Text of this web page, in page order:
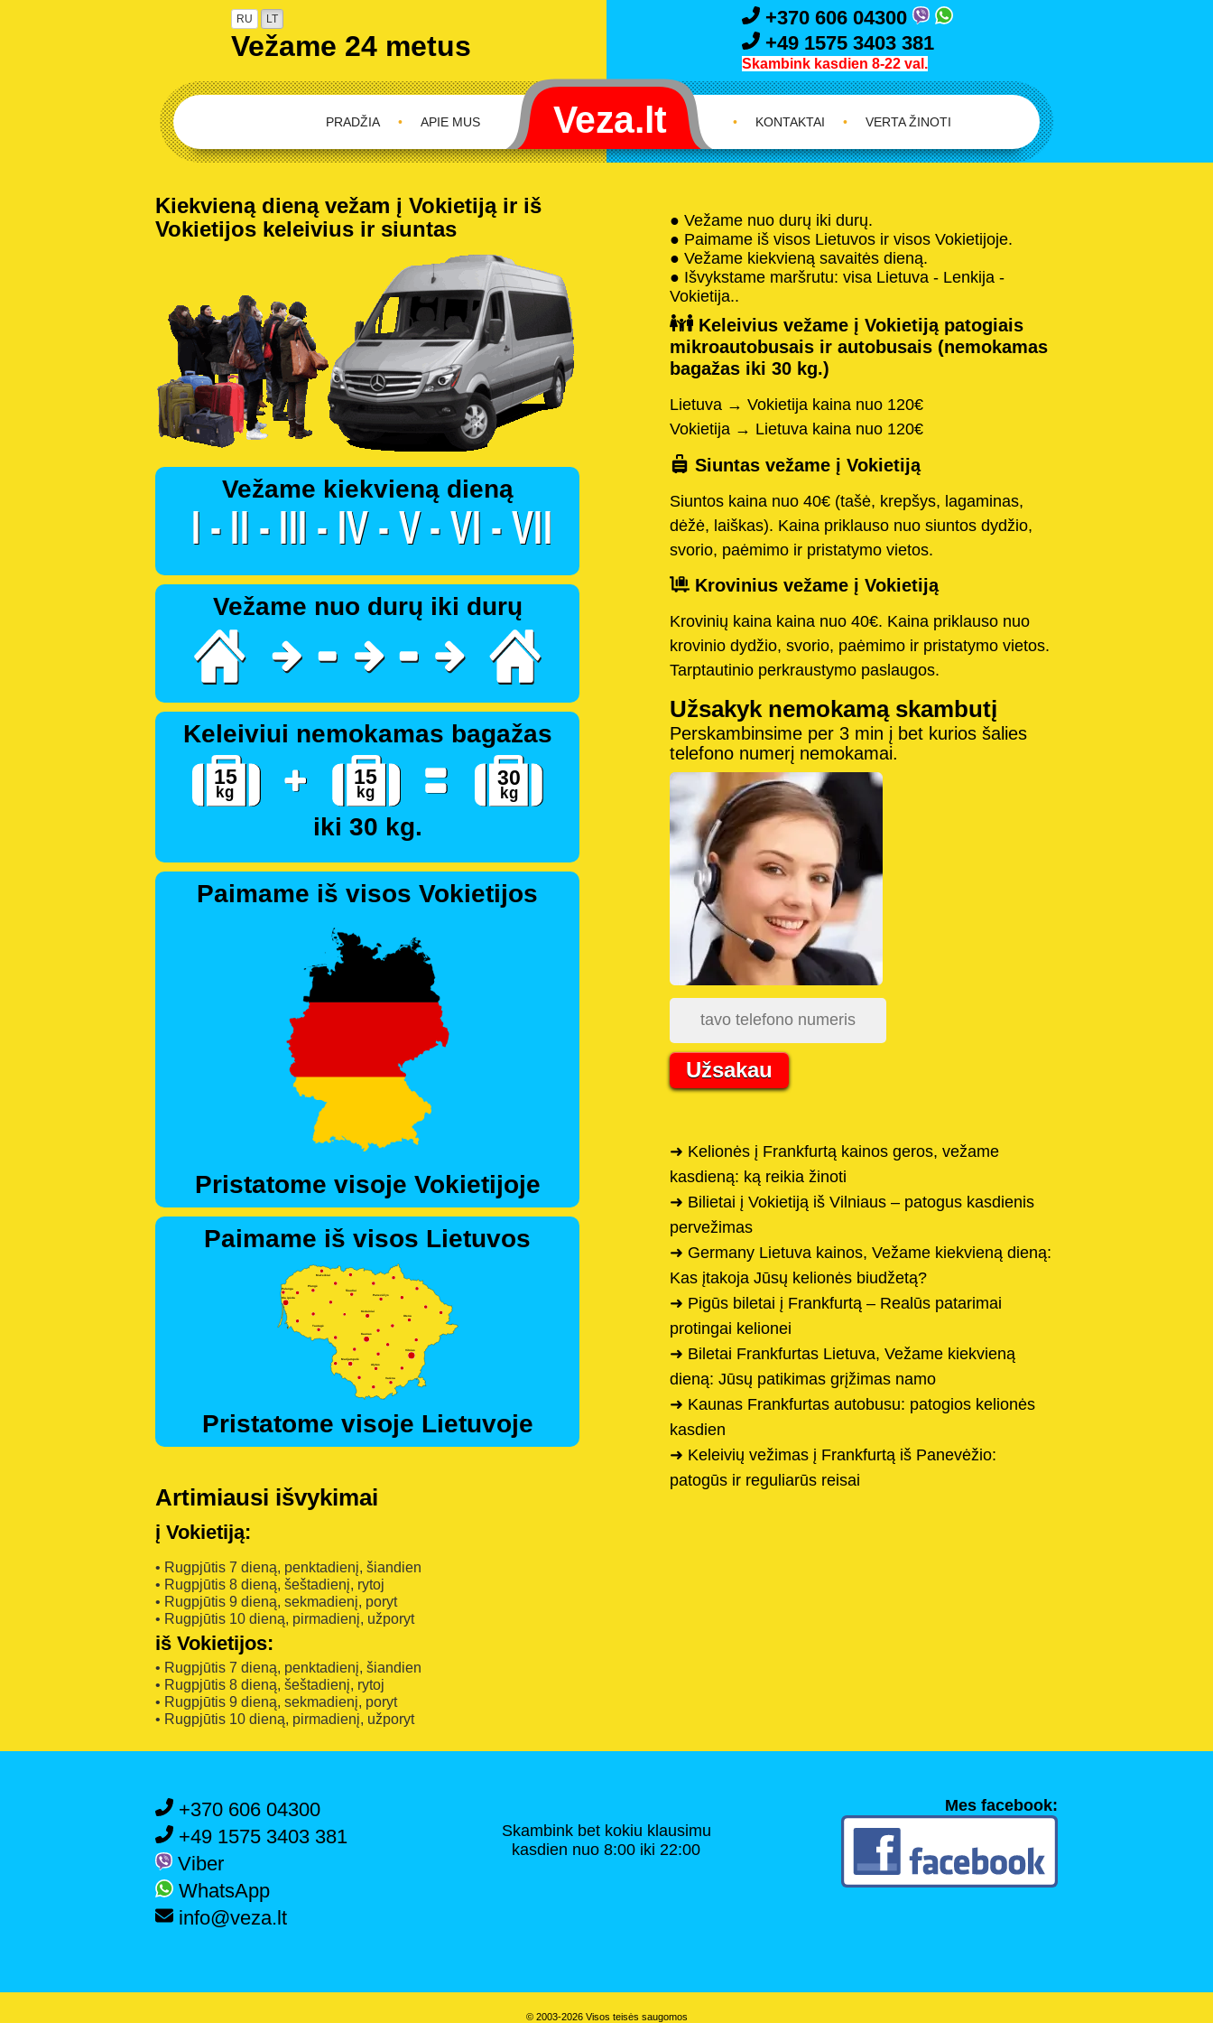
RU LT
Vežame 24 metus
+370 606 04300
+49 1575 3403 381
Skambink kasdien 8-22 val.
APIE MUS
•
PRADŽIA • KONTAKTAI • VERTA ŽINOTI
Kiekvieną dieną vežam į Vokietiją ir iš
Vokietijos keleivius ir siuntas
Vežame kiekvieną dieną
Vežame nuo durų iki durų
Keleiviui nemokamas bagažas
iki 30 kg.
Paimame iš visos Vokietijos
Pristatome visoje Vokietijoje
Paimame iš visos Lietuvos
Pristatome visoje Lietuvoje
Artimiausi išvykimai
į Vokietiją:
• Rugpjūtis 7 dieną, penktadienį, šiandien
• Rugpjūtis 8 dieną, šeštadienį, rytoj
• Rugpjūtis 9 dieną, sekmadienį, poryt
• Rugpjūtis 10 dieną, pirmadienį, užporyt
iš Vokietijos:
• Rugpjūtis 7 dieną, penktadienį, šiandien
• Rugpjūtis 8 dieną, šeštadienį, rytoj
• Rugpjūtis 9 dieną, sekmadienį, poryt
• Rugpjūtis 10 dieną, pirmadienį, užporyt
● Vežame nuo durų iki durų.
● Paimame iš visos Lietuvos ir visos Vokietijoje.
● Vežame kiekvieną savaitės dieną.
● Išvykstame maršrutu: visa Lietuva - Lenkija -
Vokietija..
Keleivius vežame į Vokietiją patogiais
mikroautobusais ir autobusais (nemokamas
bagažas iki 30 kg.)
Lietuva → Vokietija kaina nuo 120€
Vokietija → Lietuva kaina nuo 120€
Siuntas vežame į Vokietiją
Siuntos kaina nuo 40€ (tašė, krepšys, lagaminas,
dėžė, laiškas). Kaina priklauso nuo siuntos dydžio,
svorio, paėmimo ir pristatymo vietos.
Krovinius vežame į Vokietiją
Krovinių kaina kaina nuo 40€. Kaina priklauso nuo
krovinio dydžio, svorio, paėmimo ir pristatymo vietos.
Tarptautinio perkraustymo paslaugos.
Užsakyk nemokamą skambutį
Perskambinsime per 3 min į bet kurios šalies
telefono numerį nemokamai.
Užsakau
➜ Kelionės į Frankfurtą kainos geros, vežame
kasdieną: ką reikia žinoti
➜ Bilietai į Vokietiją iš Vilniaus – patogus kasdienis
pervežimas
➜ Germany Lietuva kainos, Vežame kiekvieną dieną:
Kas įtakoja Jūsų kelionės biudžetą?
➜ Pigūs biletai į Frankfurtą – Realūs patarimai
protingai kelionei
➜ Biletai Frankfurtas Lietuva, Vežame kiekvieną
dieną: Jūsų patikimas grįžimas namo
➜ Kaunas Frankfurtas autobusu: patogios kelionės
kasdien
➜ Keleivių vežimas į Frankfurtą iš Panevėžio:
patogūs ir reguliarūs reisai
+370 606 04300
+49 1575 3403 381
Viber
WhatsApp
info@veza.lt
Skambink bet kokiu klausimu
kasdien nuo 8:00 iki 22:00
Mes facebook:
© 2003-2026 Visos teisės saugomos